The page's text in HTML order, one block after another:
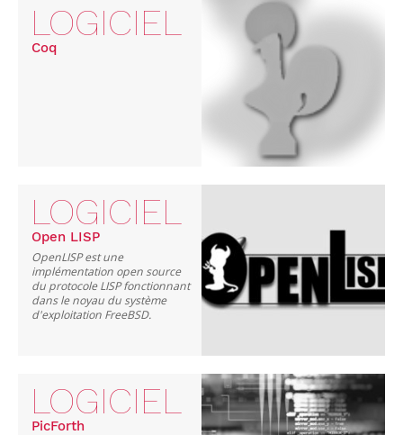
LOGICIEL
Coq
LOGICIEL
Open LISP
OpenLISP est une
implémentation open source
du protocole LISP fonctionnant
dans le noyau du système
d'exploitation FreeBSD.
LOGICIEL
PicForth